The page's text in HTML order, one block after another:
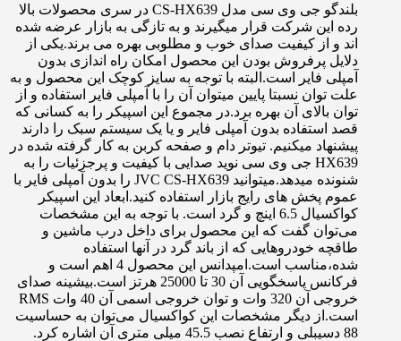
بلندگو جی وی سی مدل CS-HX639 در سری محصولات بالا
رده این شرکت قرار میگیرند و به تازگی به بازار عرضه شده
اند و از کیفیت صدای خوب و مطلوبی بهره می برند.یکی از
دلایل پرفروش بودن این محصول امکان راه اندازی بدون
آمپلی فایر است.البته با توجه به سایز کوچک این محصول و به
علت توان نسبتا پایین میتوان آن را با آمپلی فایر استفاده و از
توان بالای آن بهره برد.در مجموع این اسپیکر را به کسانی که
قصد استفاده بدون آمپلی فایر و یا یک سیستم سبک را دارند
پیشنهاد میکنیم. تیوتر دام و صفحه کربن به کار گرفته شده در
HX639 جی وی سی نوید صدایی با کیفیت و پرجزئیات را به
شنونده میدهد.میتوانید JVC CS-HX639 را بدون آمپلی فایر با
عموم پخش های رایج بازار استفاده کنید.ابعاد این اسپیکر
کواکسیال 6.5 اینچ و گرد است. با توجه به این مشخصات
می‌توان گفت که این محصول برای داخل درب ماشین و
طاقچه خودروهایی که از باند گرد در آنها استفاده
شده،مناسب است.امپدانس این محصول 4 اهم است و
فرکانس پاسخگویی آن 30 تا 25000 هرتز است.بیشینه صدای
خروجی آن 320 وات و توان خروجی اسمی آن 40 وات RMS
است.از دیگر مشخصات این کواکسیال می‌توان به حساسیت
88 دسیبلی و ارتفاع نصب 45.5 میلی متری آن اشاره کرد.